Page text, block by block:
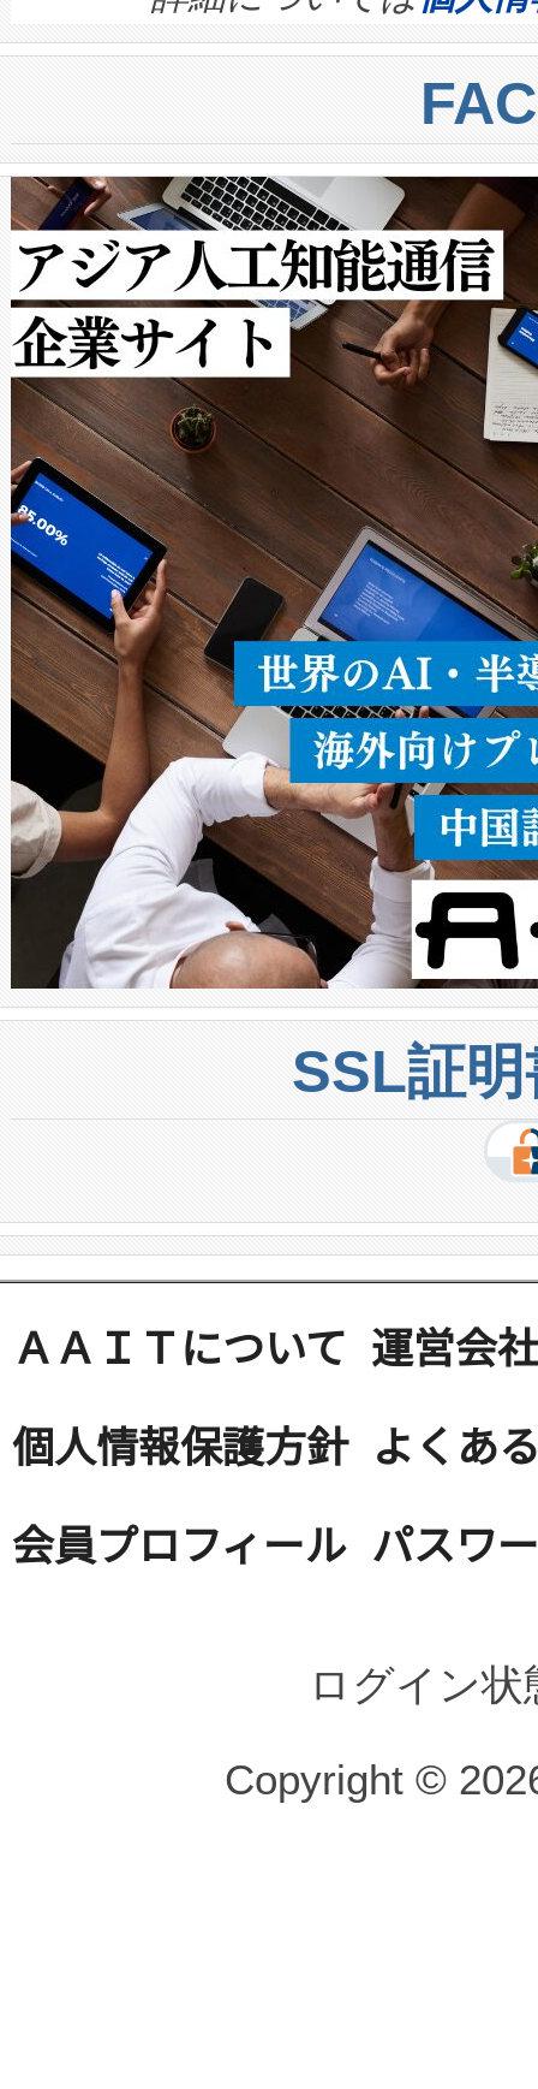
BESS stack to ensure battery
centers. Voltaiqは、ai&のAI
からシステム統合、試運転、
クルの各段階のデータを監視
[…]
ートル先まで検出でき、これ
トに対して約600メートルに
では、反射率10％のターゲッ
で向上し、最大検知距離は
ットだけで最大1キロメート
ルの変電所周囲を監視でき、
作業と点群処理を簡素化でき
Avia 2は、2種類のFOVオプシ
× 80°のノーマルモード、長
ードを切り替えて使用するこ
ることなく、単一のデバイス
うにします。遠距離まで届く
密度なスキャ […]
SSL証
ＡＡＩＴについて 運営会社
個人情報保護方針 よくあ
会員プロフィール パスワ
ログイン
Copyright ©